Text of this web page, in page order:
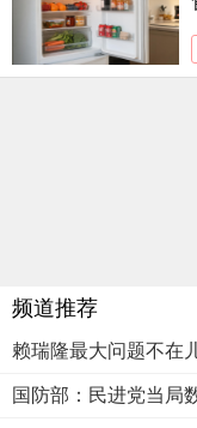
频道推荐
赖瑞隆最大问题不在
国防部：民进党当局